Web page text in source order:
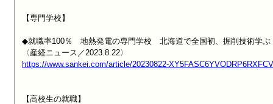
【専門学校】
◆就職率100％　地熱発電の専門学校　北海道で全国初、掘削技術学
https://www.sankei.com/article/20230822-
【高校生の就職】